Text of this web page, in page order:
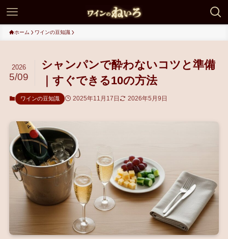
ホーム ワインの豆知識
シャンパンで酔わないコツと準備
｜すぐできる10の方法
2026
5/09
ワインの豆知識 2025年11月17日 2026年5月9日